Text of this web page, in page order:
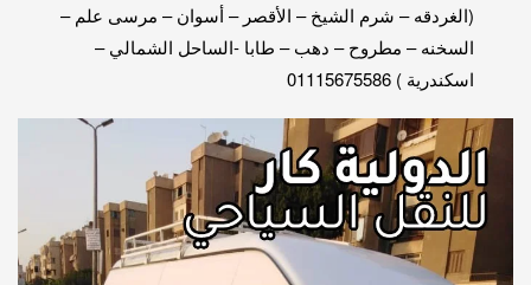
(الغردقه – شرم الشيخ – الأقصر – أسوان – مرسى علم –
السخنه – مطروح – دهب – طابا -الساحل الشمالي –
اسكندرية ) 01115675586